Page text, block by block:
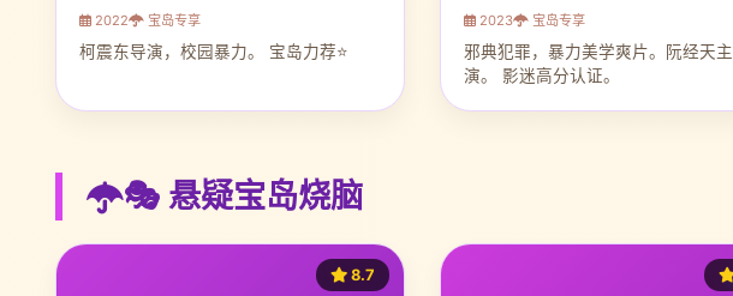
2022 宝岛专享
柯震东导演，校园暴力。 宝岛力荐⭐
2023 宝岛专享
邪典犯罪，暴力美学爽片。阮经天主
演。 影迷高分认证。
🎭 悬疑宝岛烧脑
8.7